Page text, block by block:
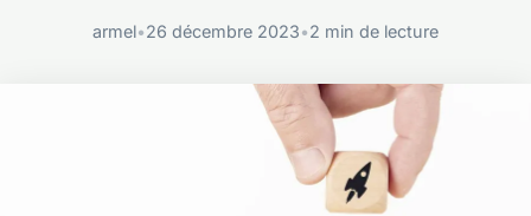
armel•26 décembre 2023•2 min de lecture